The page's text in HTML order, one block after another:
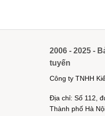
2006 - 2025 -
tuyến
Công ty TNHH
Địa chỉ: Số 112,
Thành phố Hà